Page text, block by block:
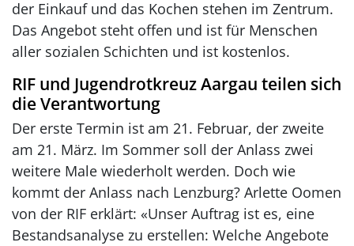
der Einkauf und das Kochen stehen im Zentrum.
Das Angebot steht offen und ist für Menschen
aller sozialen Schichten und ist kostenlos.
RIF und Jugendrotkreuz Aargau teilen sich
die Verantwortung
Der erste Termin ist am 21. Februar, der zweite
am 21. März. Im Sommer soll der Anlass zwei
weitere Male wiederholt werden. Doch wie
kommt der Anlass nach Lenzburg? Arlette Oomen
von der RIF erklärt: «Unser Auftrag ist es, eine
Bestandsanalyse zu erstellen: Welche Angebote